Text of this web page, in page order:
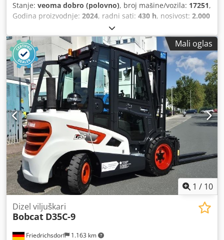
Stanje: veoma dobro (polovno), broj mašine/vozila: 17251,
Godina proizvodnje: 2024, radni sati: 430 h, nosivost: 2.000
, slobodno podizanje:
mm, tačka opterećenja:500 mm, vrsta goriva:dizel, tip
jarma:triplex, građevinska visina: 2.190 mm
, dužina
viljuške:1.050 mm, dimenzija prednje gume:7.00-15 5.50,
dimenzija zadnje gume: 6.50-10, ukupna težina: 4.053 kg,
5215420 Cedpfxezr Db He Ab Ssrf Serijski broj: FDA2A-
5052-00236
Mali oglas
1 / 10
Friedrichsdorf 1.163 km
Dizel viljuškari
Bobcat D35C-9